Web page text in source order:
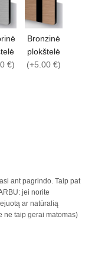
€)
Bronzinė
plokštelė
(+5.00 €)
ant pagrindo. Taip pat
jei norite
ar natūralią
ne taip gerai matomas)